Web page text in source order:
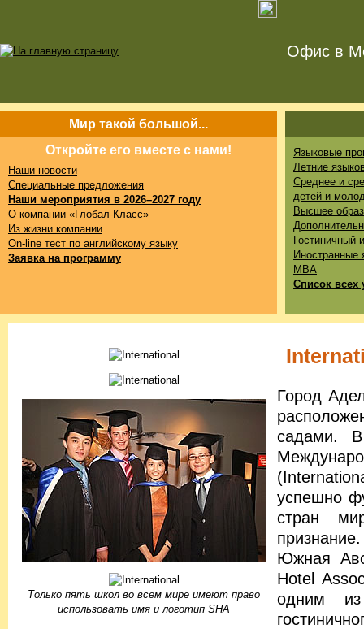
Офис в
Мир такой большой...
Откройте его вместе с нами!
Наши новости
Специальные предложения
Наши мероприятия в 2026–2027 году
О компании «Глобал-Класс»
Из жизни компании
On-line тест по английскому языку
Заявка на программу
Языковые
Летние
Среднее и
детей и
Высшее
Гостиничный
Иностранные
MBA
Список всех
Только пять школ во всем мире имеют право
использовать имя и логотип SHA
Город
садами.
успешно
стран
Южная
Hotel
одним из